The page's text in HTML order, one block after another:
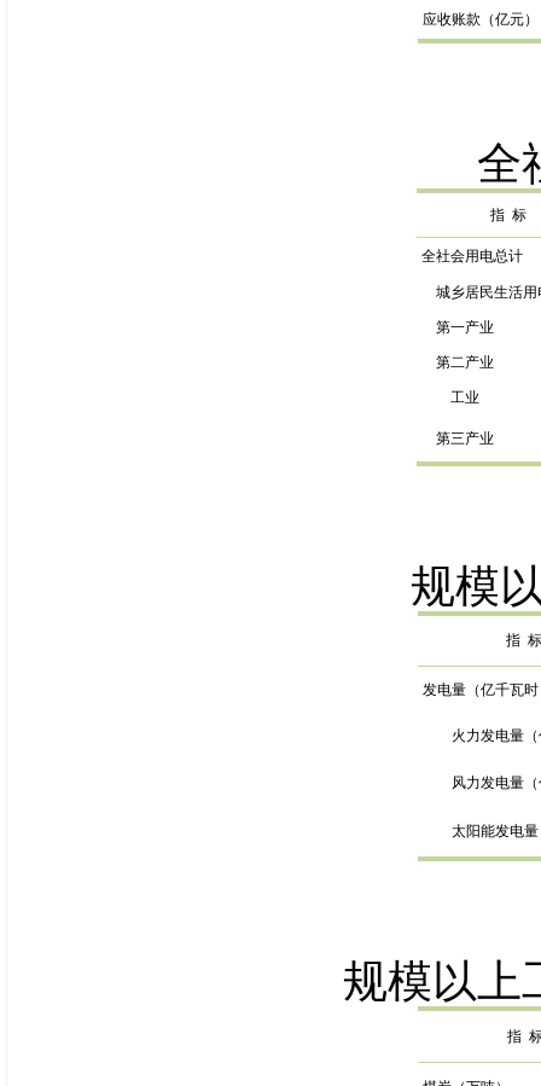
应收账款（亿元）
全
指 标
全社会用电总计
城乡居民生活用
第一产业
第二产业
工业
第三产业
规模
指 标
发电量（亿千瓦时
火力发电量
风力发电量
太阳能发电
规模以上
指